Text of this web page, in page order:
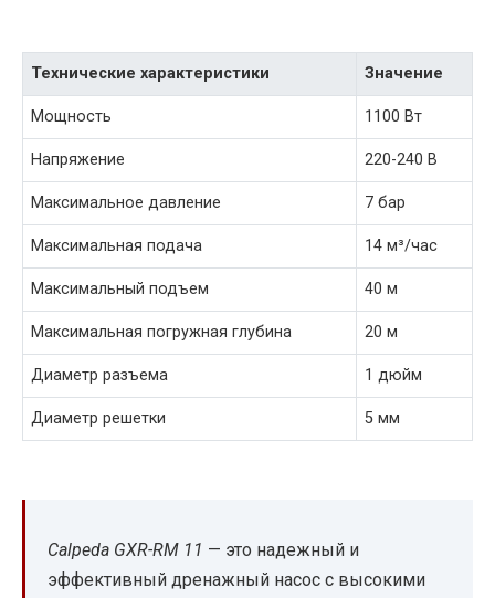
Технические характеристики Значение
Мощность 1100 Вт
Напряжение 220-240 В
Максимальное давление 7 бар
Максимальная подача 14 м³/час
Максимальный подъем 40 м
Максимальная погружная глубина 20 м
Диаметр разъема 1 дюйм
Диаметр решетки 5 мм
Calpeda GXR-RM 11 — это надежный и
эффективный дренажный насос с высокими